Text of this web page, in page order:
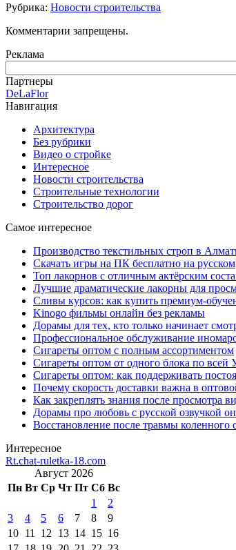
Рубрика: Новости строительства
Комментарии запрещены.
Реклама
Партнеры
DeLaFlor
Навигация
Архитектура
Без рубрики
Видео о стройке
Интересное
Новости строительства
Строительные технологии
Строительство дорог
Самое интересное
Производство текстильных строп в
Скачать игры на ПК бесплатно на русском
Топ лакорнов с отличным актёрским
Лучшие драматические лакорны для
Сливы курсов: как купить премиум-
Kinogo фильмы онлайн без рекламы
Дорамы для тех, кто только начинает
Профессиональное обслуживание
Сигареты оптом с полным ассортиментом
Сигареты оптом от одного блока по всей
Сигареты оптом: как поддерживать
Почему скорость доставки важна в
Как закреплять знания после просмотра
Дорамы про любовь с русской озвучкой
Восстановление после травмы коленного
Интересное
Rt.chat-ruletka-18.com
Август 2026
Пн Вт Ср Чт Пт Сб Вс
1
2
3
4 5 6 7 8
9
10 11 12 13 14 15 16